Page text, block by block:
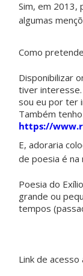
Sim, em 2013,
algumas
Como
Disponibilizar
tiver interesse.
sou eu por ter
Também
https://
E, adoraria
de poesia é na
Poesia do
grande ou
tempos
Link de acesso